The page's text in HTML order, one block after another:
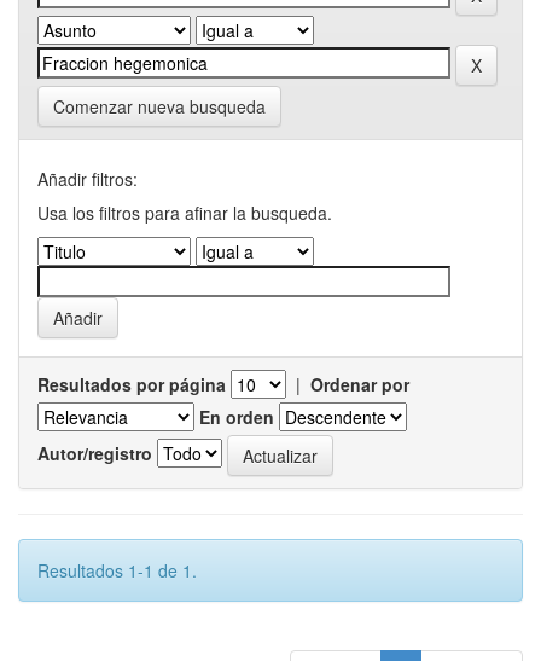
Comenzar nueva busqueda
Añadir filtros:
Usa los filtros para afinar la busqueda.
Resultados por página | Ordenar por
En orden
Autor/registro
Resultados 1-1 de 1.